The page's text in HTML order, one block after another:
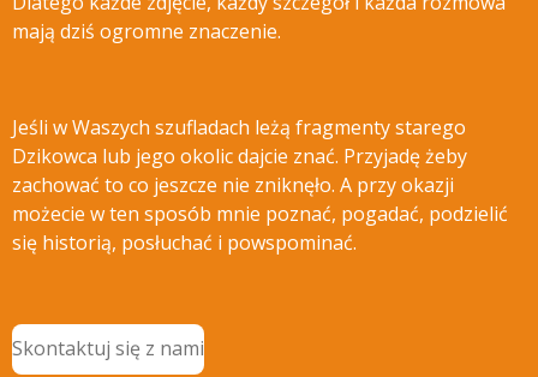
mają dziś ogromne znaczenie.
Jeśli w Waszych szufladach leżą fragmenty starego
Dzikowca lub jego okolic dajcie znać. Przyjadę żeby
zachować to co jeszcze nie zniknęło. A przy okazji
możecie w ten sposób mnie poznać, pogadać, podzielić
się historią, posłuchać i powspominać.
Skontaktuj się z nami